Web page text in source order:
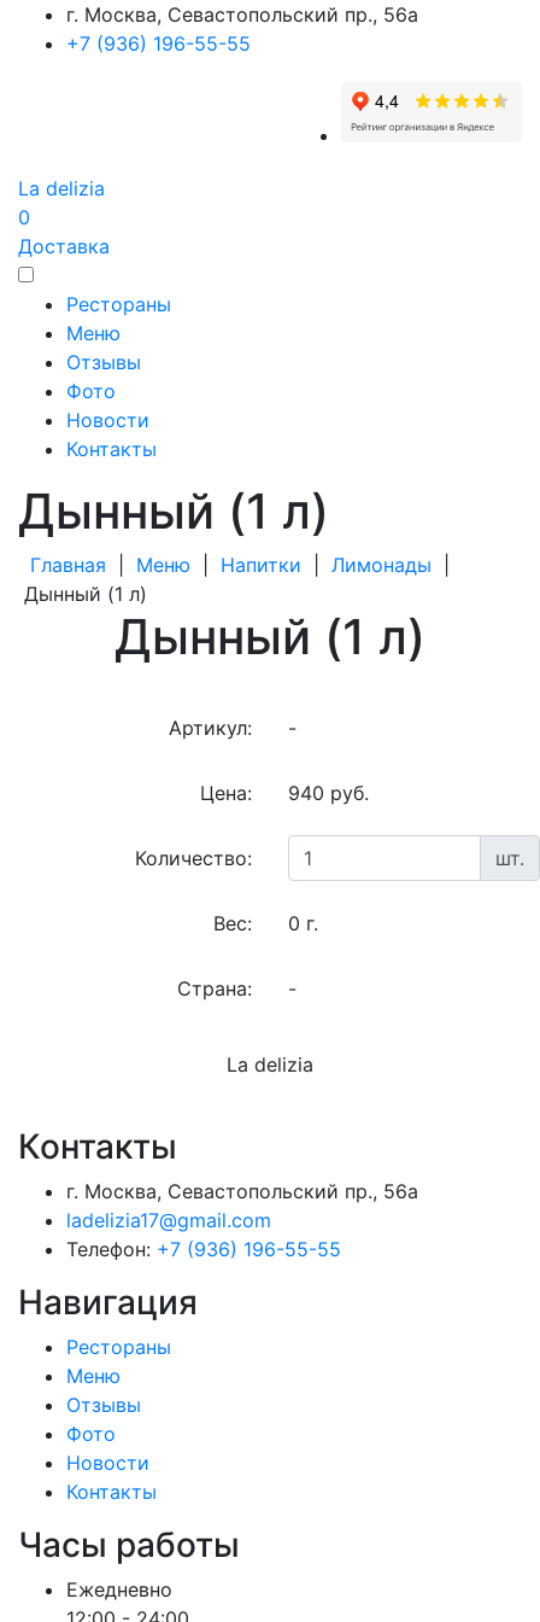
г. Москва, Севастопольский пр., 56а
+7 (936) 196-55-55
La delizia
0
Доставка
Рестораны
Меню
Отзывы
Фото
Новости
Контакты
Дынный (1 л)
Главная Меню Напитки Лимонады
Дынный (1 л)
Дынный (1 л)
Артикул: -
Цена: 940 руб.
Количество: шт.
Вес: 0 г.
Страна: -
La delizia
Контакты
г. Москва, Севастопольский пр., 56а
ladelizia17@gmail.com
Телефон: +7 (936) 196-55-55
Навигация
Рестораны
Меню
Отзывы
Фото
Новости
Контакты
Часы работы
Ежедневно